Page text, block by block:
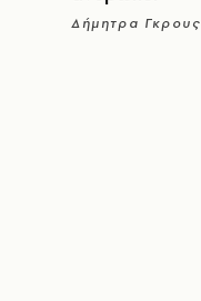
Δήμητρα Γκρους